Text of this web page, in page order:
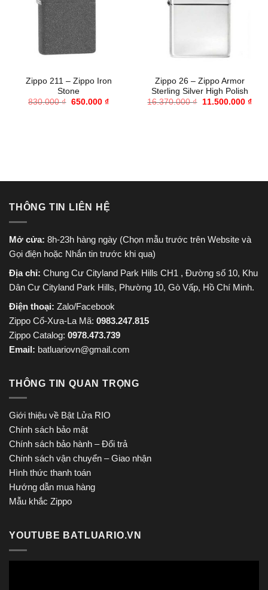
Zippo 211 – Zippo Iron
Stone
830.000₫ Giá
650.000 ₫Giá
Zippo 26 – Zippo Armor
Sterling Silver High Polish
16.370.000₫
Giá
11.500.000 ₫Giá
THÔNG TIN LIÊN HỆ
Mở cửa: 8h-23h hàng ngày (Chọn mẫu trước trên Website và
Gọi điện hoặc Nhắn tin trước khi qua)
Địa chỉ: Chung Cư Cityland Park Hills CH1 , Đường số 10, Khu
Dân Cư Cityland Park Hills, Phường 10, Gò Vấp, Hồ Chí Minh.
Điện thoại: Zalo/Facebook
Zippo Cổ-Xưa-La Mã: 0983.247.815
Zippo Catalog: 0978.473.739
Email: batluariovn@gmail.com
THÔNG TIN QUAN TRỌNG
Giới thiệu về Bật Lửa RIO
Chính sách bảo mật
Chính sách bảo hành – Đổi trả
Chính sách vận chuyển – Giao nhận
Hình thức thanh toán
Hướng dẫn mua hàng
Mẫu khắc Zippo
YOUTUBE BATLUARIO.VN